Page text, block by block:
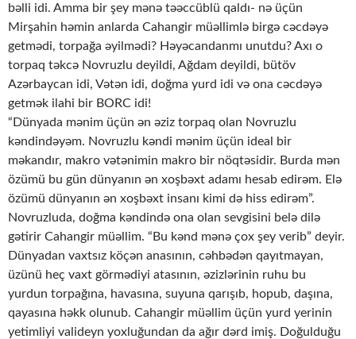
bəlli idi. Amma bir şey mənə təəccüblü qaldı- nə üçün
Mirşahin həmin anlarda Cahangir müəllimlə birgə cəcdəyə
getmədi, torpağa əyilmədi? Həyəcandanmı unutdu? Axı o
torpaq təkcə Novruzlu deyildi, Ağdam deyildi, bütöv
Azərbaycan idi, Vətən idi, doğma yurd idi və ona cəcdəyə
getmək ilahi bir BORC idi!
“Dünyada mənim üçün ən əziz torpaq olan Novruzlu
kəndindəyəm. Novruzlu kəndi mənim üçün ideal bir
məkandır, makro vətənimin makro bir nöqtəsidir. Burda mən
özümü bu gün dünyanın ən xoşbəxt adamı hesab edirəm. Elə
özümü dünyanın ən xoşbəxt insanı kimi də hiss edirəm”.
Novruzluda, doğma kəndində ona olan sevgisini belə dilə
gətirir Cahangir müəllim. “Bu kənd mənə çox şey verib” deyir.
Dünyadan vaxtsız köçən anasının, cəhbədən qayıtmayan,
üzünü heç vaxt görmədiyi atasının, əzizlərinin ruhu bu
yurdun torpağına, havasına, suyuna qarışıb, hopub, daşına,
qayasına həkk olunub. Cahangir müəllim üçün yurd yerinin
yetimliyi valideyn yoxluğundan da ağır dərd imiş. Doğulduğu